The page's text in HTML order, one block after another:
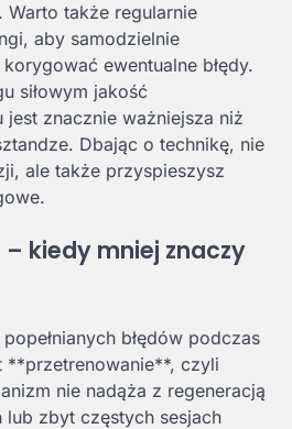
Warto także regularnie
aby samodzielnie
ewentualne błędy.
siłowym jakość
znacznie ważniejsza niż
Dbając o technikę, nie
ale także przyspieszysz
kiedy mniej znaczy
błędów podczas
**przetrenowanie**, czyli
nie nadąża z regeneracją
zbyt częstych sesjach